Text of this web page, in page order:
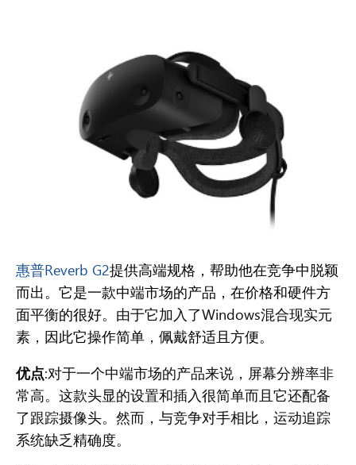
惠普Reverb G2提供高端规格，帮助他在竞争中脱颖
而出。它是一款中端市场的产品，在价格和硬件方
面平衡的很好。由于它加入了Windows混合现实元
素， 因此它操作简单，佩戴舒适且方便。
优点:对于一个中端市场的产品来说，屏幕分辨率非
常高。这款头显的设置和插入很简单而且它还配备
了跟踪摄像头。然而，与竞争对手相比，运动追踪
系统缺乏精确度。